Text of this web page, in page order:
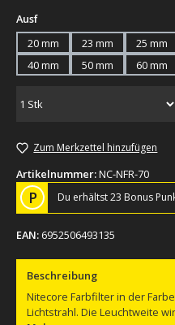
Ausfauswählen
20 mm
23 mm 25 mm
40 mm
50 mm 60 mm
Zum Merkzettel hinzufügen
Artikelnummer:NC-NFR-70
P Du erhältst 23 Bonus
EAN: 6952506493135
Beschreibung
Nitecore Farbfilter in der
Lichtstrahl. Die Leuchtweite